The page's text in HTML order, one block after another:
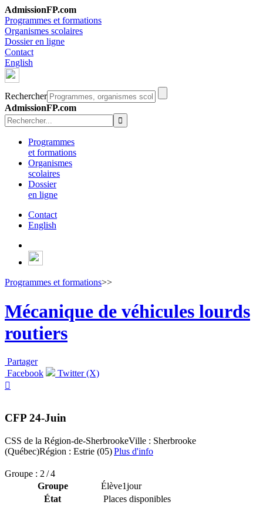
AdmissionFP.com
Programmes et formations
Organismes scolaires
Dossier en ligne
Contact
English
Rechercher
AdmissionFP.com
Programmes
et formations
Organismes
scolaires
Dossier
en ligne
Contact
English
Programmes et formations>>
Mécanique de véhicules lourds
routiers
Partager
Facebook
Twitter (X)

CFP 24-Juin
CSS de la Région-de-SherbrookeVille : Sherbrooke
(Québec)Région : Estrie (05)Plus d'info
Groupe : 2 / 4
Groupe
Élève1jour
État
Places disponibles